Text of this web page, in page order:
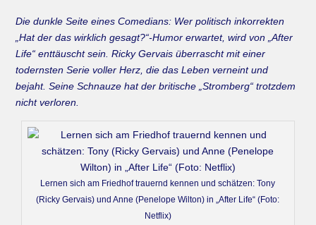
Die dunkle Seite eines Comedians: Wer politisch inkorrekten
„Hat der das wirklich gesagt?“-Humor erwartet, wird von „After
Life“ enttäuscht sein. Ricky Gervais überrascht mit einer
todernsten Serie voller Herz, die das Leben verneint und
bejaht. Seine Schnauze hat der britische „Stromberg“ trotzdem
nicht verloren.
Lernen sich am Friedhof trauernd kennen und schätzen: Tony
(Ricky Gervais) und Anne (Penelope Wilton) in „After Life“ (Foto:
Netflix)